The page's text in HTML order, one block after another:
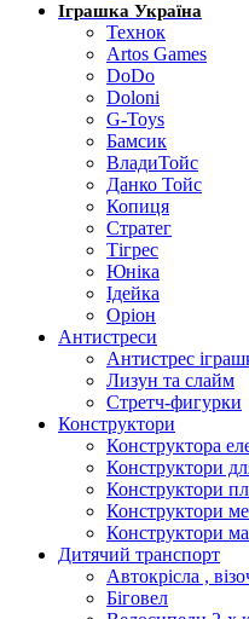
Іграшка Україна
Технок
Artos Games
DoDo
Doloni
G-Toys
Бамсик
ВладиТойс
Данко Тойс
Копиця
Стратег
Тігрес
Юніка
Ідейка
Оріон
Антистреси
Антистрес
Лизун та слайм
Стретч-фигурки
Конструктори
Конструктора
Конструктори
Конструктори
Конструктори
Конструктори
Дитячий транспорт
Автокрісла ,
Біговел